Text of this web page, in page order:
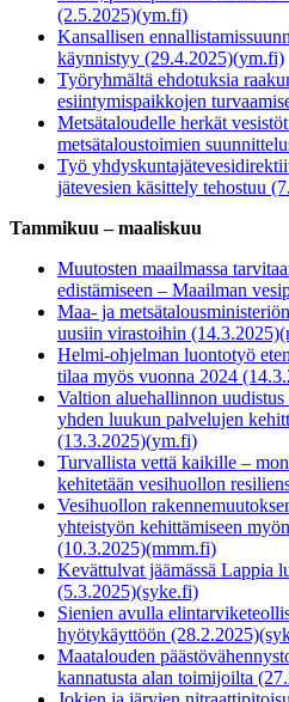
(2.5.2025)(ym.fi)
Kansallisen
käynnistyy (29.4.2025)(ym.fi)
Työryhmältä ehdotuksia
esiintymispaikkojen
Metsätaloudelle herkät
metsätaloustoimien
Työ
jätevesien käsittely tehostuu
Tammikuu – maaliskuu
Muutosten maailmassa
edistämiseen – Maailman
Maa- ja
uusiin virastoihin
Helmi-ohjelman luontotyö
tilaa myös vuonna 2024
Valtion aluehallinnon
yhden luukun palvelujen
(13.3.2025)(ym.fi)
Turvallista vettä kaikille –
kehitetään vesihuollon
Vesihuollon
yhteistyön kehittämiseen
(10.3.2025)(mmm.fi)
Kevättulvat jäämässä Lappia
(5.3.2025)(syke.fi)
Sienien avulla
hyötykäyttöön
Maatalouden
kannatusta alan toimijoilta